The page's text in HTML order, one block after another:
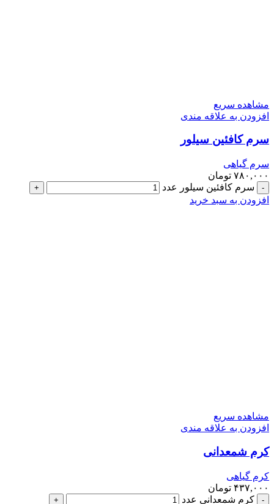
مشاهده سریع
افزودن به علاقه مندی
سرم کافئین سیلور
سرم گیاهی
۷۸۰,۰۰۰ تومان
سرم کافئین سیلور عدد
افزودن به سبد خرید
مشاهده سریع
افزودن به علاقه مندی
کرم شمعدانی
کرم گیاهی
۴۳۷,۰۰۰ تومان
کرم شمعدانی عدد